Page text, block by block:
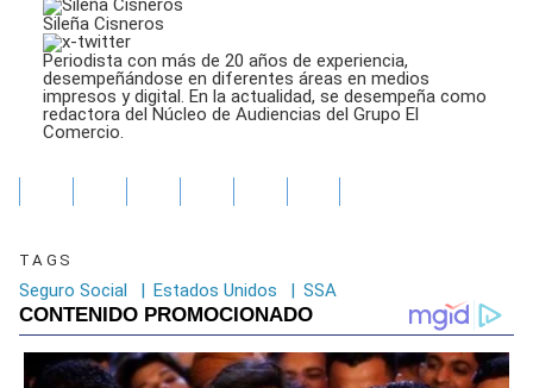
Sileña Cisneros
Periodista con más de 20 años de experiencia,
desempeñándose en diferentes áreas en medios
impresos y digital. En la actualidad, se desempeña como
redactora del Núcleo de Audiencias del Grupo El
Comercio.
TAGS
Seguro Social | Estados Unidos | SSA